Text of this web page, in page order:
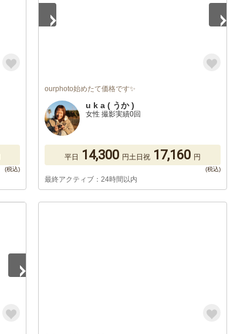
ourphoto始めたて価格です✨
u k a ( うか )
女性 撮影実績0回
平日 14,300 円土日祝 17,160 円
最終アクティブ：24時間以内